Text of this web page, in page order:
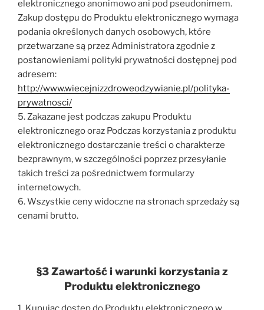
elektronicznego anonimowo ani pod pseudonimem.
Zakup dostępu do Produktu elektronicznego wymaga
podania określonych danych osobowych, które
przetwarzane są przez Administratora zgodnie z
postanowieniami polityki prywatności dostępnej pod
adresem:
http://www.wiecejnizzdroweodzywianie.pl/polityka-
prywatnosci/
5. Zakazane jest podczas zakupu Produktu
elektronicznego oraz Podczas korzystania z produktu
elektronicznego dostarczanie treści o charakterze
bezprawnym, w szczególności poprzez przesyłanie
takich treści za pośrednictwem formularzy
internetowych.
6. Wszystkie ceny widoczne na stronach sprzedaży są
cenami brutto.
§3 Zawartość i warunki korzystania z
Produktu elektronicznego